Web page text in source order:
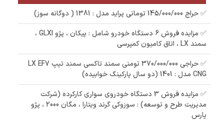
✅ حراج 145/000/000 تومانی پراید مدل : 1381 ( دوگانه سوز)
✅ مزایده فروش 6 دستگاه خودرو شامل : پیکان ، پژو GLXI ،
سمند LX ، اتاق کامیون کمپرسی
✅ حراجی 370/000/000 تومنی سمند تاکسی سمند تیپ LX EF7
CNG مدل : 1401 (دو سال پارکینگ خوابیده)
✅ مزایده فروش 3 دستگاه خودروی سواری کارکرده (شرکت
مدیریت طرح و توسعه) : سوزوکی گرند ویتارا ، مگان 2000 ، پژو
پارس